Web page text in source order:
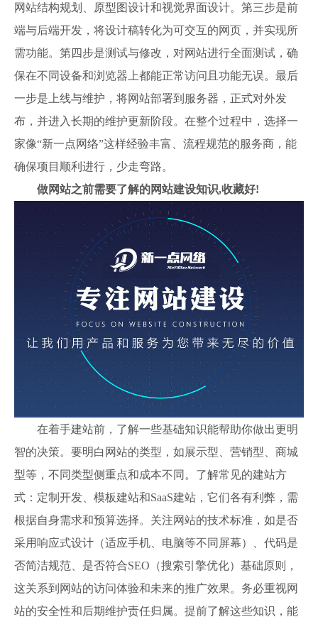
网站结构规划、原型图设计和视觉界面设计。第三步是前
端与后端开发，将设计稿转化为可交互的网页，并实现所
需功能。第四步是测试与修改，对网站进行全面测试，确
保在不同设备和浏览器上都能正常访问且功能无误。最后
一步是上线与维护，将网站部署到服务器，正式对外发
布，并进入长期的维护更新阶段。在整个过程中，选择一
家像“新一点网络”这样经验丰富、流程规范的服务商，能
确保项目顺利进行，少走弯路。
做网站之前需要了解的网站建设知识,收藏好!
在着手建站前，了解一些基础知识能帮助你做出更明
智的决策。要明白网站的类型，如展示型、营销型、商城
型等，不同类型侧重点和成本不同。了解常见的建站方
式：定制开发、模板建站和SaaS建站，它们各有利弊，需
根据自身需求和预算选择。关注网站的技术标准，如是否
采用响应式设计（适应手机、电脑等不同屏幕）、代码是
否简洁规范、是否符合SEO（搜索引擎优化）基础原则，
这关系到网站的访问体验和未来的推广效果。务必重视网
站的安全性和后期维护责任归属。提前了解这些知识，能